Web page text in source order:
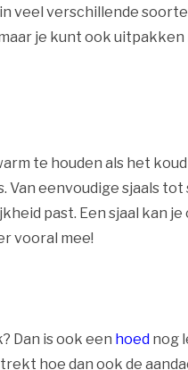
veel verschillende
je kunt ook
te houden als het
eenvoudige sjaals
past. Een sjaal kan
vooral mee!
Dan is ook een hoed nog
hoe dan ook de